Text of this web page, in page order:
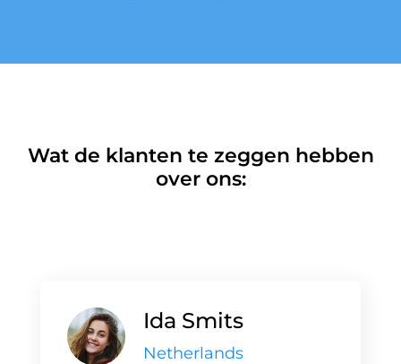
Wat de klanten te zeggen hebben
over ons:
Ida Smits
Netherlands